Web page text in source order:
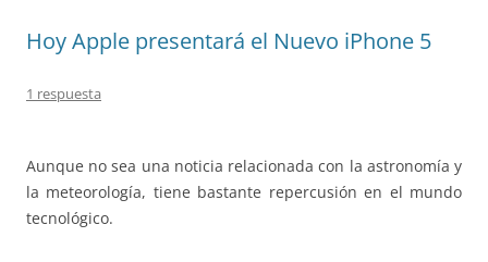
Hoy Apple presentará el Nuevo iPhone 5
1 respuesta
Aunque no sea una noticia relacionada con la astronomía y
la meteorología, tiene bastante repercusión en el mundo
tecnológico.